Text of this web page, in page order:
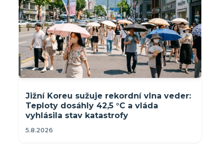
Jižní Koreu sužuje rekordní vlna veder:
Teploty dosáhly 42,5 °C a vláda
vyhlásila stav katastrofy
5.8.2026